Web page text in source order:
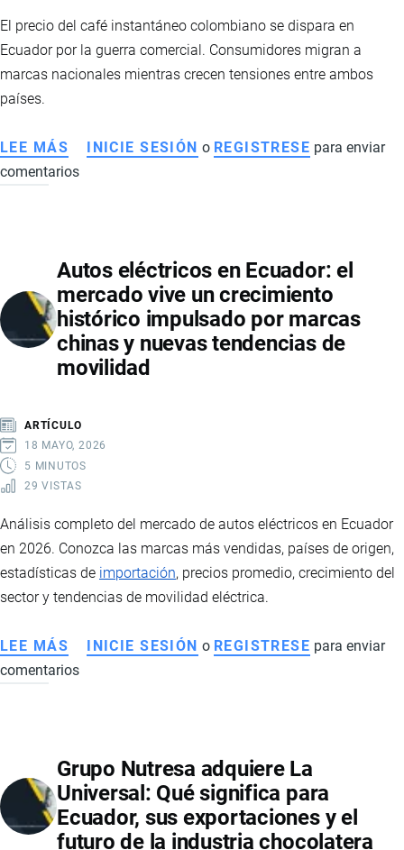
El precio del café instantáneo colombiano se dispara en
Ecuador por la guerra comercial. Consumidores migran a
marcas nacionales mientras crecen tensiones entre ambos
países.
LEE MÁS SOBRE
ALZA
EN
ECUADOR:
GUERRA
COMERCIAL
IMPULSA
MARCAS
NACIONALES
INICIE SESIÓN o REGISTRESE para enviar
comentarios
Autos eléctricos en Ecuador: el
mercado vive un crecimiento
histórico impulsado por marcas
chinas y nuevas tendencias de
movilidad
ARTÍCULO
18 MAYO, 2026
5 MINUTOS
29 VISTAS
Análisis completo del mercado de autos eléctricos en Ecuador
en 2026. Conozca las marcas más vendidas, países de origen,
estadísticas de importación, precios promedio, crecimiento del
sector y tendencias de movilidad eléctrica.
LEE MÁS SOBRE
AUTOS
EL
MERCADO
VIVE
UN
INICIE SESIÓN o REGISTRESE para enviar
comentarios
Grupo Nutresa adquiere La
Universal: Qué significa para
Ecuador, sus exportaciones y el
futuro de la industria chocolatera